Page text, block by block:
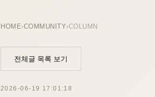
HOME›COMMUNITY›COLUMN
전체글 목록 보기
2026-06-19 17:01:18